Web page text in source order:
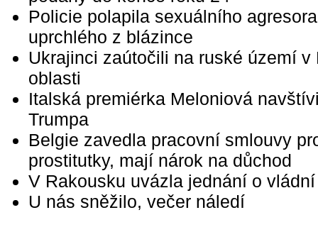
Policie polapila sexuálního agresora
uprchlého z blázince
Ukrajinci zaútočili na ruské území v
oblasti
Italská premiérka Meloniová
Trumpa
Belgie zavedla pracovní smlouvy
prostitutky, mají nárok na důchod
V Rakousku uvázla jednání o
U nás sněžilo, večer náledí